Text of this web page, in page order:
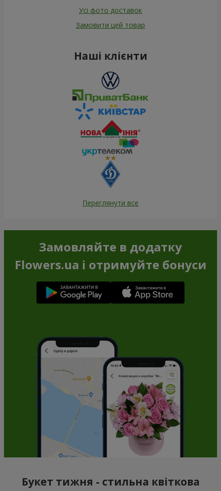
Усі фото доставок
Замовити цей товар
Наші клієнти
Переглянути все
Замовляйте в додатку
Flowers.ua і отримуйте бонуси
Букет тижня - стильна квіткова